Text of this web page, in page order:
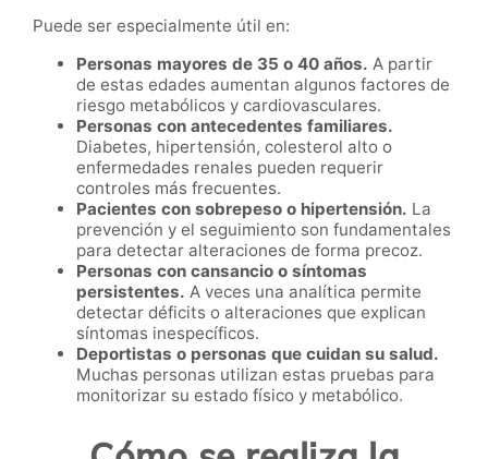
Puede ser especialmente útil en:
Personas mayores de 35 o 40 años. A partir
de estas edades aumentan algunos factores de
riesgo metabólicos y cardiovasculares.
Personas con antecedentes familiares.
Diabetes, hipertensión, colesterol alto o
enfermedades renales pueden requerir
controles más frecuentes.
Pacientes con sobrepeso o hipertensión. La
prevención y el seguimiento son fundamentales
para detectar alteraciones de forma precoz.
Personas con cansancio o síntomas
persistentes. A veces una analítica permite
detectar déficits o alteraciones que explican
síntomas inespecíficos.
Deportistas o personas que cuidan su salud.
Muchas personas utilizan estas pruebas para
monitorizar su estado físico y metabólico.